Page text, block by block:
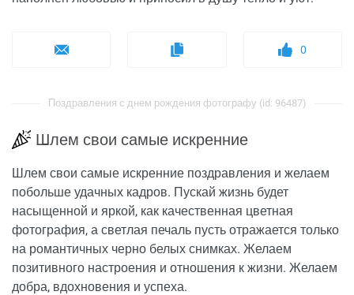
0
Поздравления с днем рождения фотографу (id: 96487)
Шлем свои самые искренние
Шлем свои самые искренние поздравления и желаем
побольше удачных кадров. Пускай жизнь будет
насыщенной и яркой, как качественная цветная
фотография, а светлая печаль пусть отражается только
на романтичных черно белых снимках. Желаем
позитивного настроения и отношения к жизни. Желаем
добра, вдохновения и успеха.